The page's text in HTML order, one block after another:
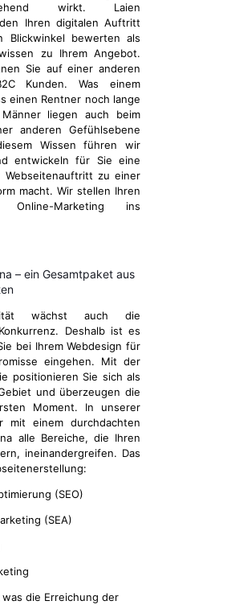
wirkt. Laien
Ihren digitalen Auftritt
Blickwinkel bewerten als
zu Ihrem Angebot.
Sie auf einer anderen
Kunden. Was einem
einen Rentner noch lange
liegen auch beim
anderen Gefühlsebene
Wissen führen wir
entwickeln für Sie eine
Webseitenauftritt zu einer
macht. Wir stellen Ihren
Marketing ins
– ein Gesamtpaket aus
wächst auch die
Deshalb ist es
bei Ihrem Webdesign für
eingehen. Mit der
positionieren Sie sich als
und überzeugen die
Moment. In unserer
mit einem durchdachten
alle Bereiche, die Ihren
ineinandergreifen. Das
(SEO)
(SEA)
die Erreichung der